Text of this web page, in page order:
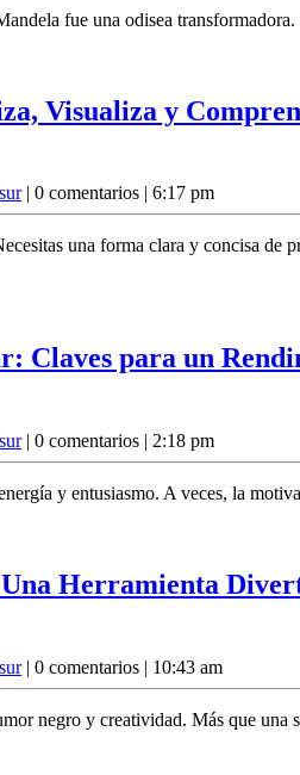
fue una odisea
Visualiza y
| 0 comentarios | 6:17 pm
una forma clara y concisa de
Claves para un
| 0 comentarios | 2:18 pm
y entusiasmo. A veces, la
Herramienta
| 0 comentarios | 10:43 am
negro y creatividad. Más que